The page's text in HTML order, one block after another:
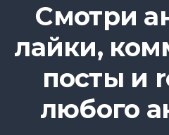
Смотри
лайки,
посты и
любого